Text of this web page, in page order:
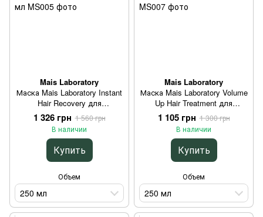
Mais Laboratory
Маска Mais Laboratory Instant
Hair Recovery для
мгновенного восстановления
волос 250 мл
1 326 грн 1 560 грн
В наличии
Купить
Объем
250 мл
Mais Laboratory
Маска Mais Laboratory Volume
Up Hair Treatment для
стойкого объёма тонких
волос 250 мл
1 105 грн 1 300 грн
В наличии
Купить
Объем
250 мл